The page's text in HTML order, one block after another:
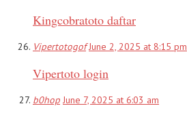
Kingcobratoto daftar
Vipertotogof June 2, 2025 at 8:15 pm
Vipertoto login
b0hop June 7, 2025 at 6:03 am